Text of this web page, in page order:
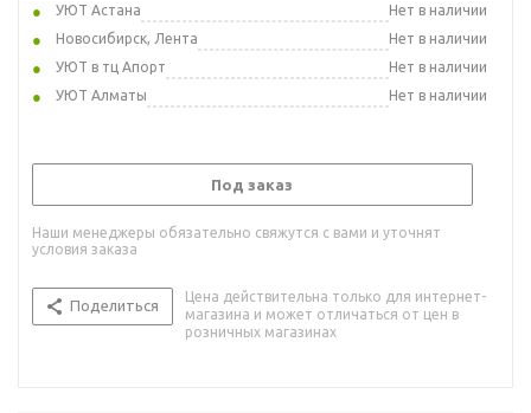
УЮТ Астана
Нет в наличии
Новосибирск, Лента
Нет в наличии
УЮТ в тц Апорт
Нет в наличии
УЮТ Алматы
Нет в наличии
Под заказ
Наши менеджеры обязательно свяжутся с вами и уточнят
условия заказа
Поделиться
Цена действительна только для интернет-
магазина и может отличаться от цен в
розничных магазинах